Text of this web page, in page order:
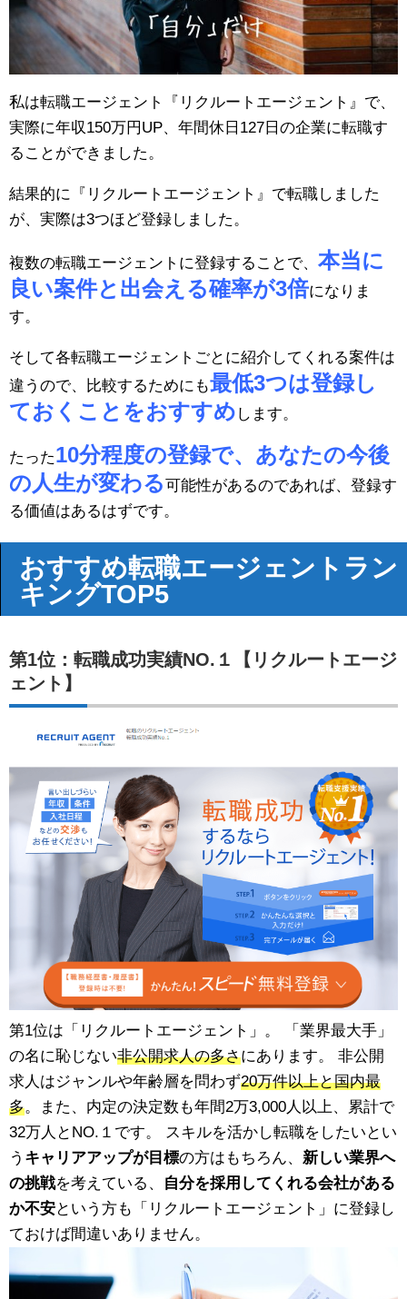
私は転職エージェント『リクルートエージェント』で、
実際に年収150万円UP、年間休日127日の企業に転職す
ることができました。
結果的に『リクルートエージェント』で転職しました
が、実際は3つほど登録しました。
複数の転職エージェントに登録することで、 本当に
良い案件と出会える確率が3倍になりま
す。
そして各転職エージェントごとに紹介してくれる案件は
違うので、比較するためにも最低3つは登録し
ておくことをおすすめ します。
たった10分程度の登録で、あなたの今後
の人生が変わる可能性があるのであれば、登録す
る価値はあるはずです。
おすすめ転職エージェントラン
キングTOP5
第1位：転職成功実績NO.１【リクルートエージ
ェント】
第1位は「リクルートエージェント」。 「業界最大手」
の名に恥じない非公開求人の多さにあります。 非公開
求人はジャンルや年齢層を問わず20万件以上と国内最
多。また、内定の決定数も年間2万3,000人以上、累計で
32万人とNO.１です。 スキルを活かし転職をしたいとい
う キャリアアップが目標の方はもちろん、 新しい業界へ
の挑戦を考えている、
自分を採用してくれる会社がある
か不安という方も「リクルートエージェント」に登録し
ておけば間違いありません。